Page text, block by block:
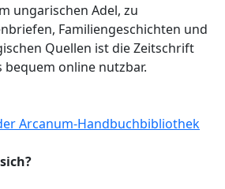
ungarischen Adel, zu
Familiengeschichten und
Quellen ist die Zeitschrift
online nutzbar.
Arcanum-Handbuchbibliothek